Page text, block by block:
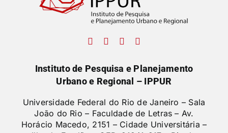
Instituto de Pesquisa e Planejamento
Urbano e Regional – IPPUR
Universidade Federal do Rio de Janeiro – Sala
João do Rio – Faculdade de Letras – Av.
Horácio Macedo, 2151 – Cidade Universitária –